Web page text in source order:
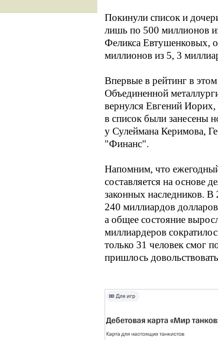
Покинули список и
лишь по 500 миллионов
Феликса Евтушенковых,
миллионов из 5, 3
Впервые в рейтинг в
Объединенной
вернулся Евгений
в список были занесены
у Сулеймана Керимова,
"Финанс".
Напомним, что
составляется на основе
законных наследников.
240 миллиардов
а общее состояние
миллиардеров
только 31 человек смог
пришлось